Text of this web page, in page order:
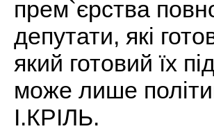
прем`єрства
депутати, які
який готовий їх
може лише
І.КРІЛЬ.